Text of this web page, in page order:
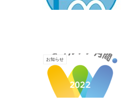
お知らせ